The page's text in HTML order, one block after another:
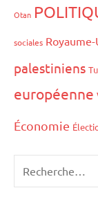
Otan
sociales Royaume-
palestiniens
européenne
Économie